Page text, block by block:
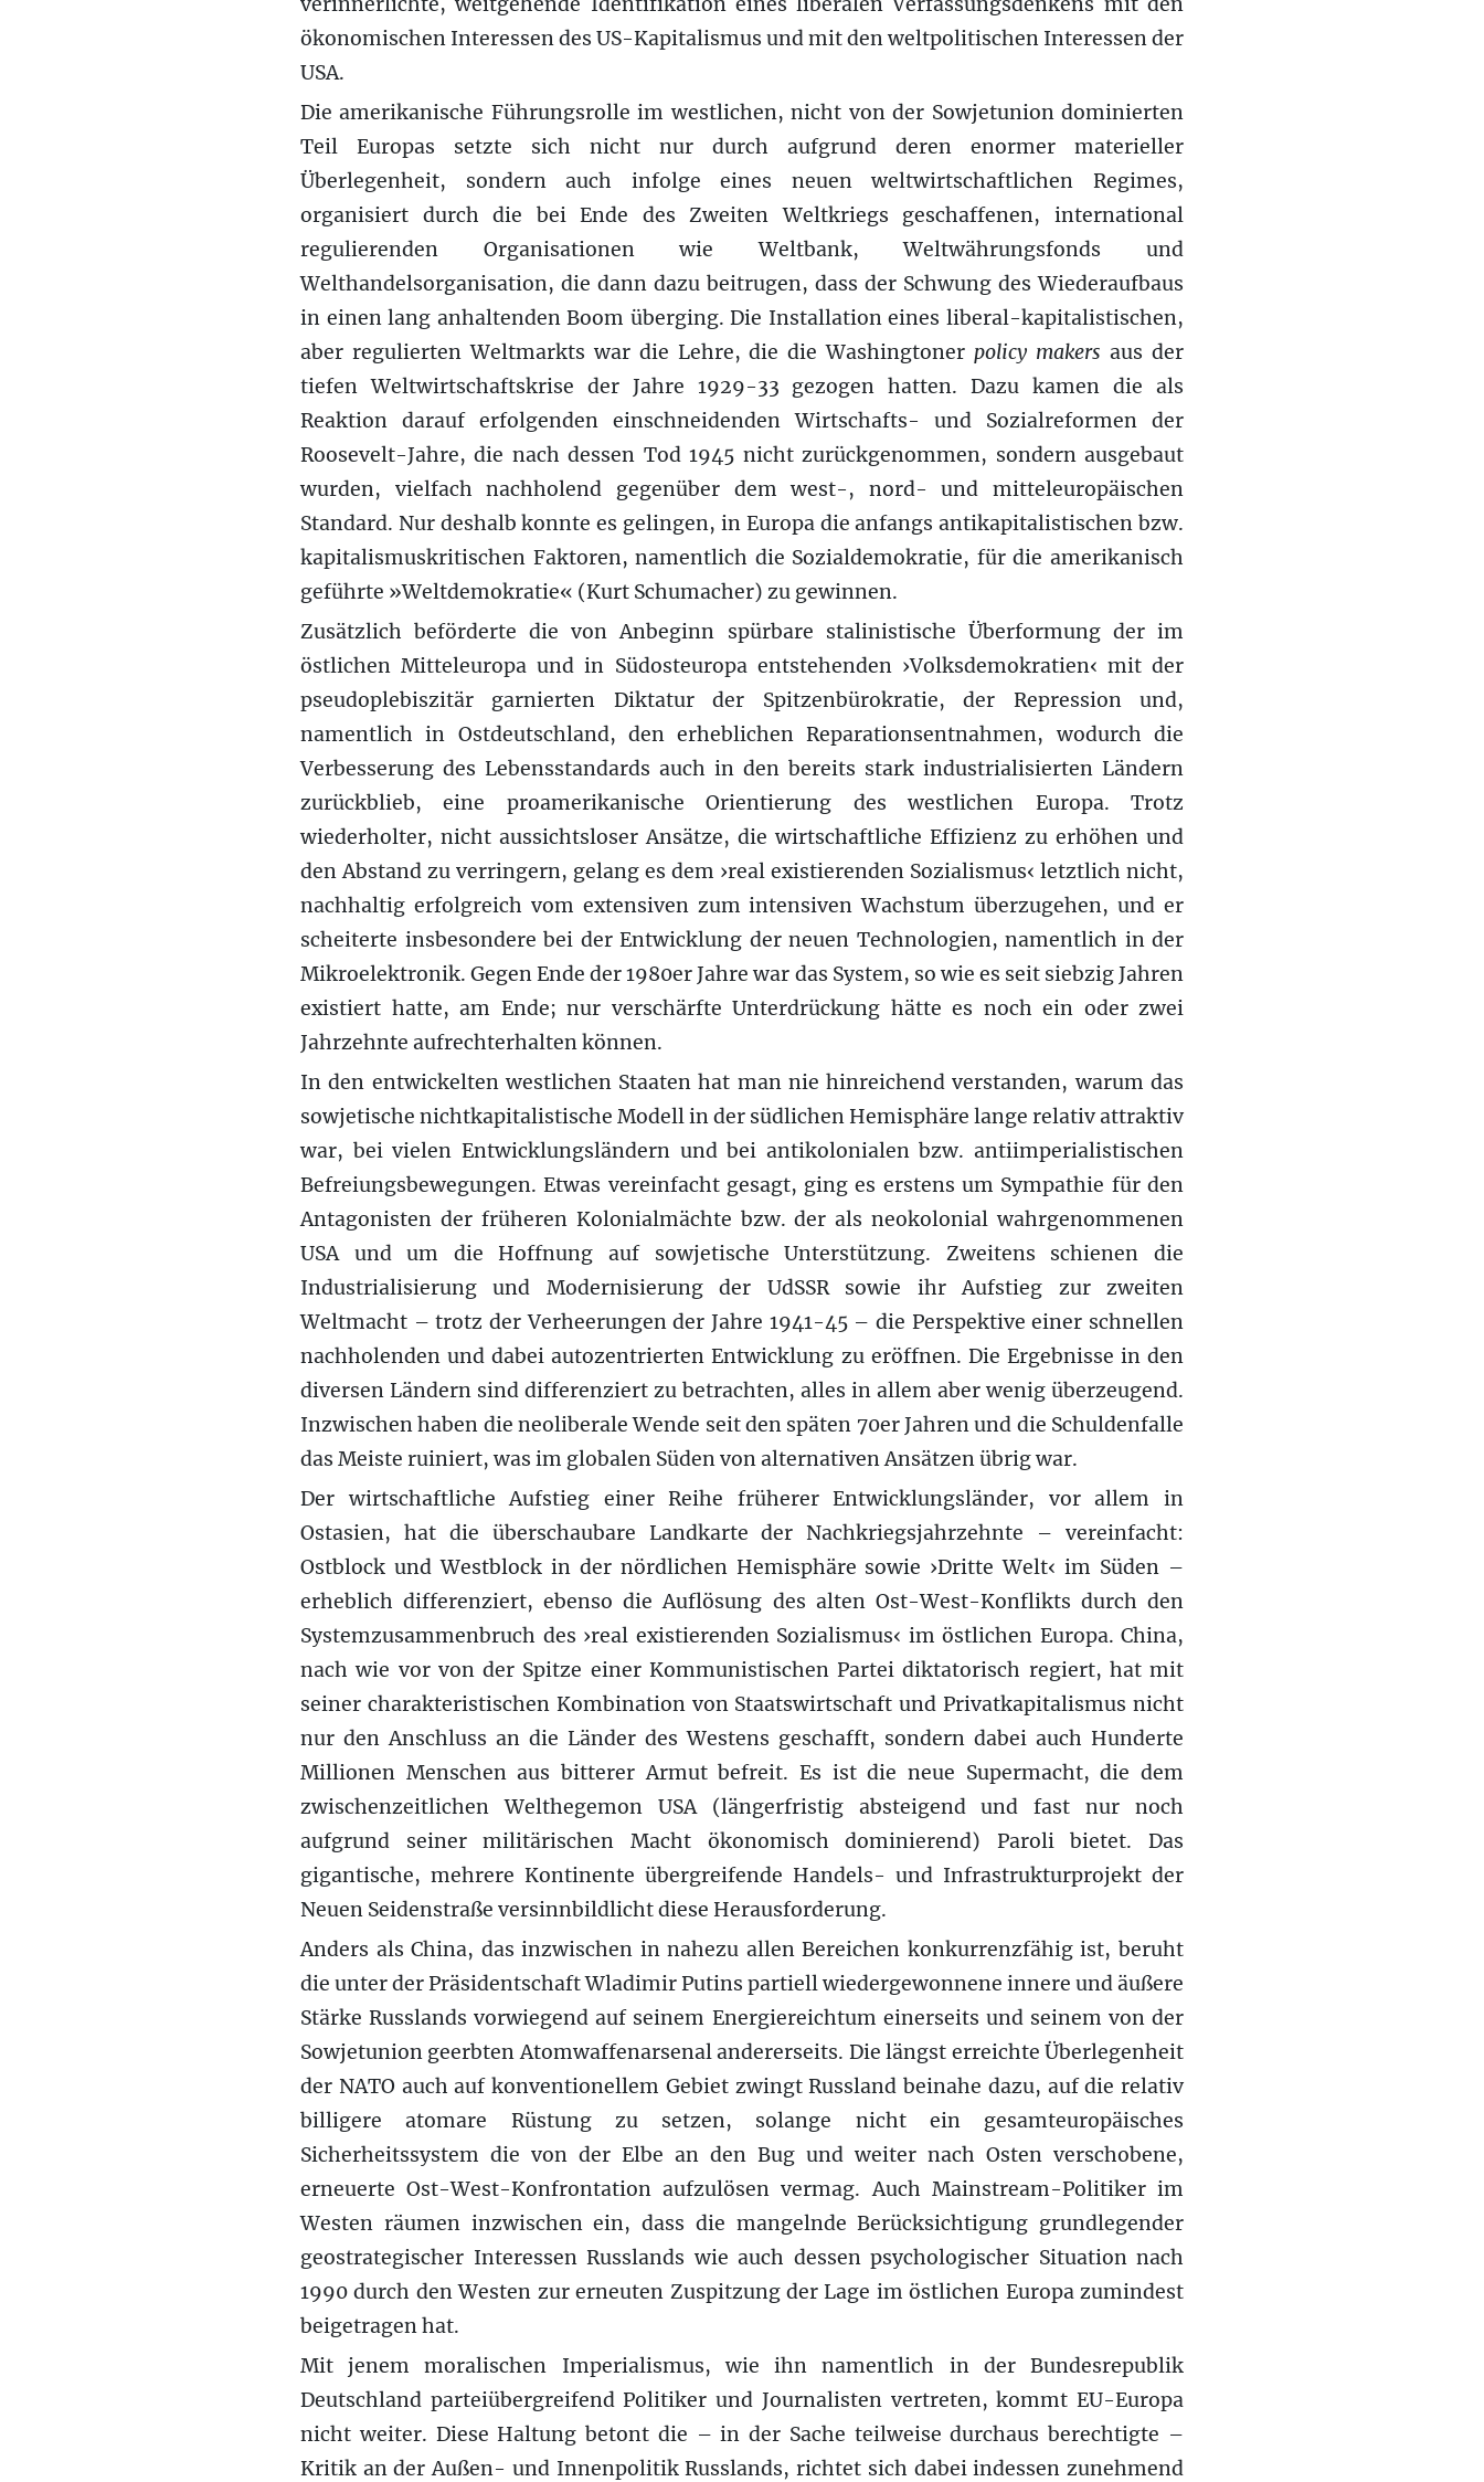
ökonomischen Interessen des US-Kapitalismus und mit den weltpolitischen Interessen der
USA.
Die amerikanische Führungsrolle im westlichen, nicht von der Sowjetunion dominierten
Teil Europas setzte sich nicht nur durch aufgrund deren enormer materieller
Überlegenheit, sondern auch infolge eines neuen weltwirtschaftlichen Regimes,
organisiert durch die bei Ende des Zweiten Weltkriegs geschaffenen, international
regulierenden Organisationen wie Weltbank, Weltwährungsfonds und
Welthandelsorganisation, die dann dazu beitrugen, dass der Schwung des Wiederaufbaus
in einen lang anhaltenden Boom überging. Die Installation eines liberal-kapitalistischen,
aber regulierten Weltmarkts war die Lehre, die die Washingtonerpolicy makers aus der
tiefen Weltwirtschaftskrise der Jahre 1929-33 gezogen hatten. Dazu kamen die als
Reaktion darauf erfolgenden einschneidenden Wirtschafts- und Sozialreformen der
Roosevelt-Jahre, die nach dessen Tod 1945 nicht zurückgenommen, sondern ausgebaut
wurden, vielfach nachholend gegenüber dem west-, nord- und mitteleuropäischen
Standard. Nur deshalb konnte es gelingen, in Europa die anfangs antikapitalistischen bzw.
kapitalismuskritischen Faktoren, namentlich die Sozialdemokratie, für die amerikanisch
geführte »Weltdemokratie« (Kurt Schumacher) zu gewinnen.
Zusätzlich beförderte die von Anbeginn spürbare stalinistische Überformung der im
östlichen Mitteleuropa und in Südosteuropa entstehenden ›Volksdemokratien‹ mit der
pseudoplebiszitär garnierten Diktatur der Spitzenbürokratie, der Repression und,
namentlich in Ostdeutschland, den erheblichen Reparationsentnahmen, wodurch die
Verbesserung des Lebensstandards auch in den bereits stark industrialisierten Ländern
zurückblieb, eine proamerikanische Orientierung des westlichen Europa. Trotz
wiederholter, nicht aussichtsloser Ansätze, die wirtschaftliche Effizienz zu erhöhen und
den Abstand zu verringern, gelang es dem ›real existierenden Sozialismus‹ letztlich nicht,
nachhaltig erfolgreich vom extensiven zum intensiven Wachstum überzugehen, und er
scheiterte insbesondere bei der Entwicklung der neuen Technologien, namentlich in der
Mikroelektronik. Gegen Ende der 1980er Jahre war das System, so wie es seit siebzig Jahren
existiert hatte, am Ende; nur verschärfte Unterdrückung hätte es noch ein oder zwei
Jahrzehnte aufrechterhalten können.
In den entwickelten westlichen Staaten hat man nie hinreichend verstanden, warum das
sowjetische nichtkapitalistische Modell in der südlichen Hemisphäre lange relativ attraktiv
war, bei vielen Entwicklungsländern und bei antikolonialen bzw. antiimperialistischen
Befreiungsbewegungen. Etwas vereinfacht gesagt, ging es erstens um Sympathie für den
Antagonisten der früheren Kolonialmächte bzw. der als neokolonial wahrgenommenen
USA und um die Hoffnung auf sowjetische Unterstützung. Zweitens schienen die
Industrialisierung und Modernisierung der UdSSR sowie ihr Aufstieg zur zweiten
Weltmacht – trotz der Verheerungen der Jahre 1941-45 – die Perspektive einer schnellen
nachholenden und dabei autozentrierten Entwicklung zu eröffnen. Die Ergebnisse in den
diversen Ländern sind differenziert zu betrachten, alles in allem aber wenig überzeugend.
Inzwischen haben die neoliberale Wende seit den späten 70er Jahren und die Schuldenfalle
das Meiste ruiniert, was im globalen Süden von alternativen Ansätzen übrig war.
Der wirtschaftliche Aufstieg einer Reihe früherer Entwicklungsländer, vor allem in
Ostasien, hat die überschaubare Landkarte der Nachkriegsjahrzehnte – vereinfacht:
Ostblock und Westblock in der nördlichen Hemisphäre sowie ›Dritte Welt‹ im Süden –
erheblich differenziert, ebenso die Auflösung des alten Ost-West-Konflikts durch den
Systemzusammenbruch des ›real existierenden Sozialismus‹ im östlichen Europa. China,
nach wie vor von der Spitze einer Kommunistischen Partei diktatorisch regiert, hat mit
seiner charakteristischen Kombination von Staatswirtschaft und Privatkapitalismus nicht
nur den Anschluss an die Länder des Westens geschafft, sondern dabei auch Hunderte
Millionen Menschen aus bitterer Armut befreit. Es ist die neue Supermacht, die dem
zwischenzeitlichen Welthegemon USA (längerfristig absteigend und fast nur noch
aufgrund seiner militärischen Macht ökonomisch dominierend) Paroli bietet. Das
gigantische, mehrere Kontinente übergreifende Handels- und Infrastrukturprojekt der
Neuen Seidenstraße versinnbildlicht diese Herausforderung.
Anders als China, das inzwischen in nahezu allen Bereichen konkurrenzfähig ist, beruht
die unter der Präsidentschaft Wladimir Putins partiell wiedergewonnene innere und äußere
Stärke Russlands vorwiegend auf seinem Energiereichtum einerseits und seinem von der
Sowjetunion geerbten Atomwaffenarsenal andererseits. Die längst erreichte Überlegenheit
der NATO auch auf konventionellem Gebiet zwingt Russland beinahe dazu, auf die relativ
billigere atomare Rüstung zu setzen, solange nicht ein gesamteuropäisches
Sicherheitssystem die von der Elbe an den Bug und weiter nach Osten verschobene,
erneuerte Ost-West-Konfrontation aufzulösen vermag. Auch Mainstream-Politiker im
Westen räumen inzwischen ein, dass die mangelnde Berücksichtigung grundlegender
geostrategischer Interessen Russlands wie auch dessen psychologischer Situation nach
1990 durch den Westen zur erneuten Zuspitzung der Lage im östlichen Europa zumindest
beigetragen hat.
Mit jenem moralischen Imperialismus, wie ihn namentlich in der Bundesrepublik
Deutschland parteiübergreifend Politiker und Journalisten vertreten, kommt EU-Europa
nicht weiter. Diese Haltung betont die – in der Sache teilweise durchaus berechtigte –
Kritik an der Außen- und Innenpolitik Russlands, richtet sich dabei indessen zunehmend